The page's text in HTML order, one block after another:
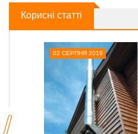
Корисні статті
02 СЕРПНЯ 2019